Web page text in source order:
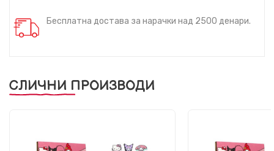
Бесплатна достава за нарачки над 2500 денари.
СЛИЧНИ ПРОИЗВОДИ